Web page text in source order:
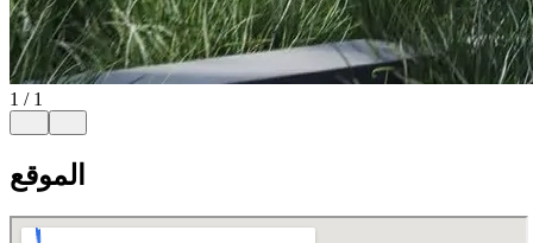
1 / 1
الموقع